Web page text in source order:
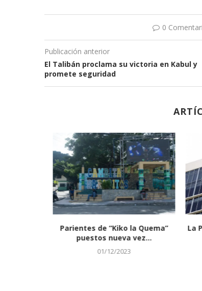
0
Publicación anterior
El Talibán proclama su victoria en Kabul y
promete seguridad
Parientes de “Kiko la Quema”
puestos nueva vez...
01/12/2023
La